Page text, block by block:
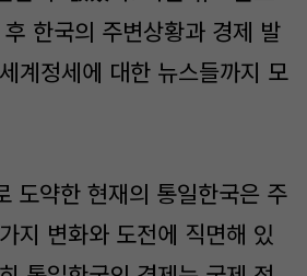
한국의 주변상황과 경제 발
계정세에 대한 뉴스들까지 모
도약한 현재의 통일한국은 주
지 변화와 도전에 직면해 있